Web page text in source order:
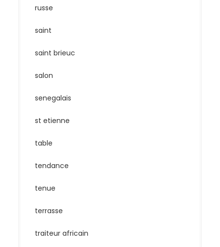
russe
saint
saint brieuc
salon
senegalais
st etienne
table
tendance
tenue
terrasse
traiteur africain